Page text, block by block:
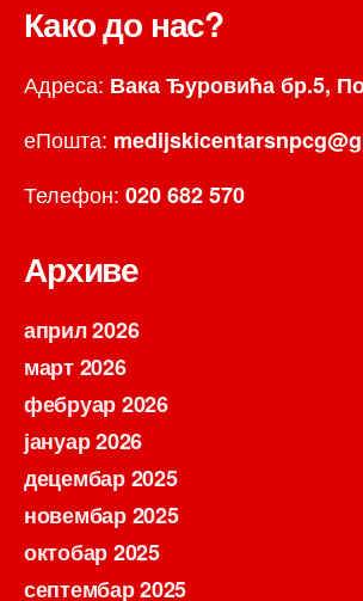
Како до нас?
Адреса: Вака Ђуровића бр.5,
еПошта:
Телефон: 020 682 570
Архиве
април 2026
март 2026
фебруар 2026
јануар 2026
децембар 2025
новембар 2025
октобар 2025
септембар 2025